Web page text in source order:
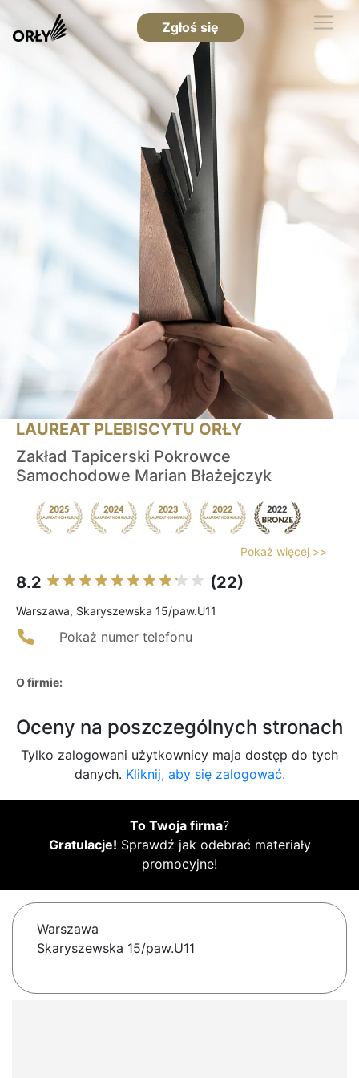
Zgłoś się
LAUREAT PLEBISCYTU ORŁY
Zakład Tapicerski Pokrowce
Samochodowe Marian Błażejczyk
Pokaż więcej >>
8.2 (22)
Warszawa, Skaryszewska 15/paw.U11
Pokaż numer telefonu
O firmie:
Oceny na poszczególnych stronach
Tylko zalogowani użytkownicy maja dostęp do tych
danych. Kliknij, aby się zalogować.
To Twoja firma?
Gratulacje! Sprawdź jak odebrać materiały
promocyjne!
Warszawa
Skaryszewska 15/paw.U11